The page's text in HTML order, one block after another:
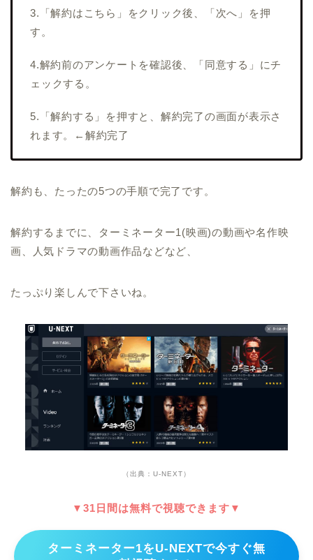
3.「解約はこちら」をクリック後、「次へ」を押
す。
4.解約前のアンケートを確認後、「同意する」にチ
ェックする。
5.「解約する」を押すと、解約完了の画面が表示さ
れます。←解約完了
解約も、たったの5つの手順で完了です。
解約するまでに、ターミネーター1(映画)の動画や名作映
画、人気ドラマの動画作品などなど、
たっぷり楽しんで下さいね。
（出典：U-NEXT）
▼31日間は無料で視聴できます▼
ターミネーター1をU-NEXTで今すぐ無